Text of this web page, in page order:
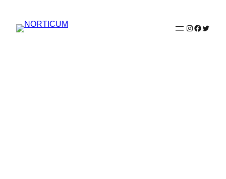
indhold
Instagram
Twitter